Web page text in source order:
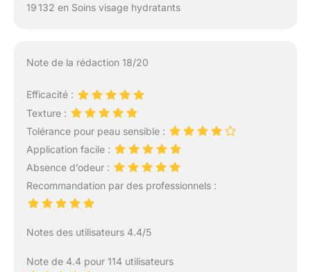
19 132 en Soins visage hydratants
Note de la rédaction 18/20
Efficacité :
Texture :
Tolérance pour peau sensible :
Application facile :
Absence d’odeur :
Recommandation par des professionnels :
Notes des utilisateurs 4.4/5
Note de 4.4 pour 114 utilisateurs